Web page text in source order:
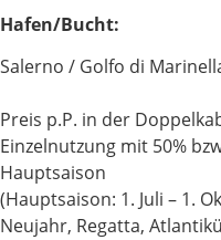
Hafen/Bucht:
Salerno / Golfo di
Preis p.P. in der
Einzelnutzung mit 50%
Hauptsaison
(Hauptsaison: 1. Juli – 1.
Neujahr, Regatta,